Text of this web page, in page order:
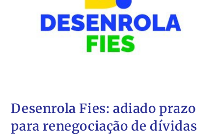
Desenrola Fies: adiado prazo
para renegociação de dívidas